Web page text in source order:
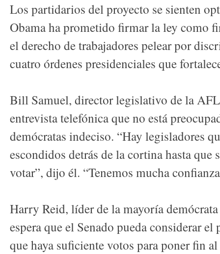
Los partidarios del proyecto se sienten
Obama ha prometido firmar la ley como
el derecho de trabajadores pelear por
cuatro órdenes presidenciales que
Bill Samuel, director legislativo de la
entrevista telefónica que no está
demócratas indeciso. “Hay legisladores
escondidos detrás de la cortina hasta que
votar”, dijo él. “Tenemos mucha
Harry Reid, líder de la mayoría
espera que el Senado pueda considerar
que haya suficiente votos para poner fin